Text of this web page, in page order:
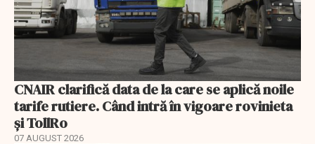
CNAIR clarifică data de la care se aplică noile
tarife rutiere. Când intră în vigoare rovinieta
și TollRo
07 AUGUST 2026